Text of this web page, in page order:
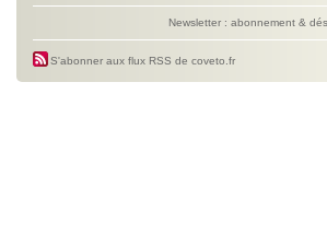
Newsletter : abonnement &
S'abonner aux flux RSS de coveto.fr